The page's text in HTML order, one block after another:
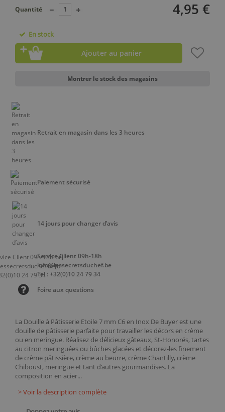
La Douille à Pâtisserie Etoile 7 mm C6 en Inox De Buyer est une
douille de pâtisserie parfaite pour travailler les décors en crème
ou en meringue. Réalisez de délicieux gâteaux, St-Honorés, tartes
au citron meringuées ou bûches glacées et décorez-les finement
de crème pâtissière, crème au beurre, crème Chantilly, crème
Chiboust, meringue et tant d’autres gourmandises. La
composition en acier...
> Voir la description complète
4,95 €
Quantité
En stock
Ajouter au panier
Montrer le stock des magasins
Retrait en magasin dans les 3 heures
Paiement sécurisé
14 jours pour changer d’avis
Service Client 09h-18h
info@lessecretsduchef.be
Tel : +32(0)10 24 79 34
Foire aux questions